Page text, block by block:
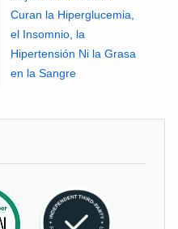
Curan la Hiperglucemia,
el Insomnio, la
Hipertensión Ni la Grasa
en la Sangre